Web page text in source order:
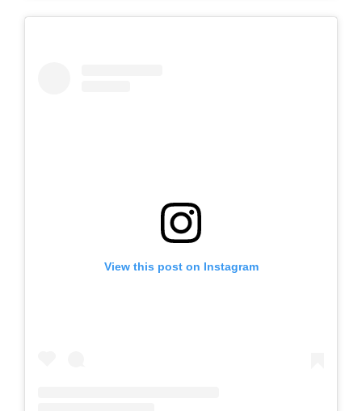
View this post on Instagram